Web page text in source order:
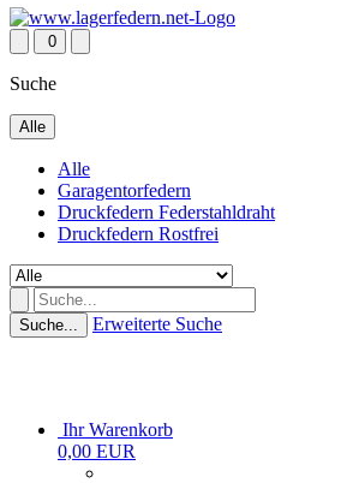
0
Suche
Alle
Alle
Garagentorfedern
Druckfedern Federstahldraht
Druckfedern Rostfrei
Suche... Erweiterte Suche
Ihr Warenkorb
0,00 EUR